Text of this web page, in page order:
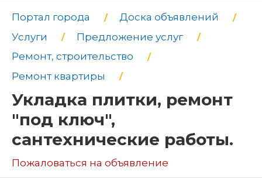
Портал города
Доска объявлений
Услуги
Предложение услуг
Ремонт, строительство
Ремонт квартиры
Укладка плитки, ремонт
"под ключ",
сантехнические работы.
Пожаловаться на объявление